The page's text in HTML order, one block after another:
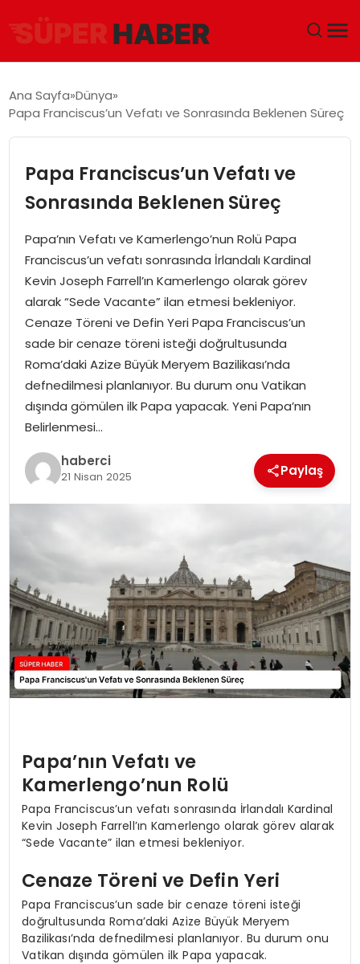
GÜNDEM
DÜNYA
EĞITIM
EKONOMI
MAGAZIN
SAĞLIK
SIYASET
SPOR
TEKNOLOJI
Ana Sayfa Dünya
Papa Franciscus’un Vefatı ve Sonrasında Beklenen Süreç
Papa Franciscus’un Vefatı ve
Sonrasında Beklenen Süreç
Papa’nın Vefatı ve Kamerlengo’nun Rolü Papa
Franciscus’un vefatı sonrasında İrlandalı Kardinal
Kevin Joseph Farrell’ın Kamerlengo olarak görev
alarak “Sede Vacante” ilan etmesi bekleniyor.
Cenaze Töreni ve Defin Yeri Papa Franciscus’un
sade bir cenaze töreni isteği doğrultusunda
Roma’daki Azize Büyük Meryem Bazilikası’nda
defnedilmesi planlanıyor. Bu durum onu Vatikan
dışında gömülen ilk Papa yapacak. Yeni Papa’nın
Belirlenmesi…
haberci
21 Nisan 2025 Paylaş
Papa’nın Vefatı ve
Kamerlengo’nun Rolü
Papa Franciscus’un vefatı sonrasında İrlandalı Kardinal
Kevin Joseph Farrell’ın Kamerlengo olarak görev alarak
“Sede Vacante” ilan etmesi bekleniyor.
Cenaze Töreni ve Defin Yeri
Papa Franciscus’un sade bir cenaze töreni isteği
doğrultusunda Roma’daki Azize Büyük Meryem
Bazilikası’nda defnedilmesi planlanıyor. Bu durum onu
Vatikan dışında gömülen ilk Papa yapacak.